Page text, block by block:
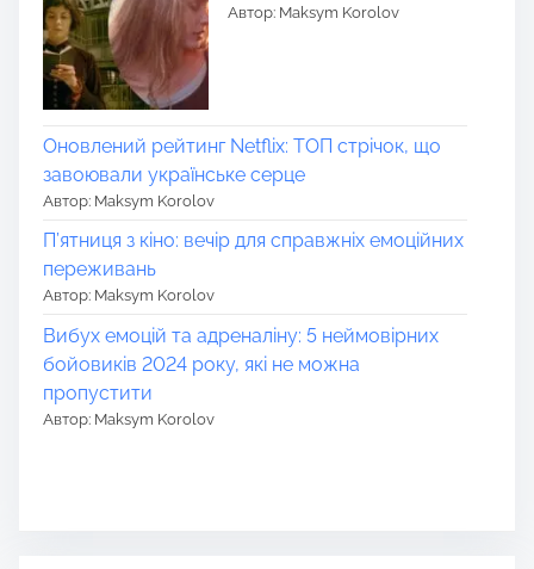
Автор: Maksym Korolov
Оновлений рейтинг Netflix: ТОП стрічок, що
завоювали українське серце
Автор: Maksym Korolov
П’ятниця з кіно: вечір для справжніх емоційних
переживань
Автор: Maksym Korolov
Вибух емоцій та адреналіну: 5 неймовірних
бойовиків 2024 року, які не можна
пропустити
Автор: Maksym Korolov